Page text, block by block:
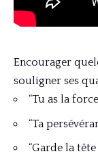
Encourager
souligner ses
“Tu as la
“Ta
“Garde la